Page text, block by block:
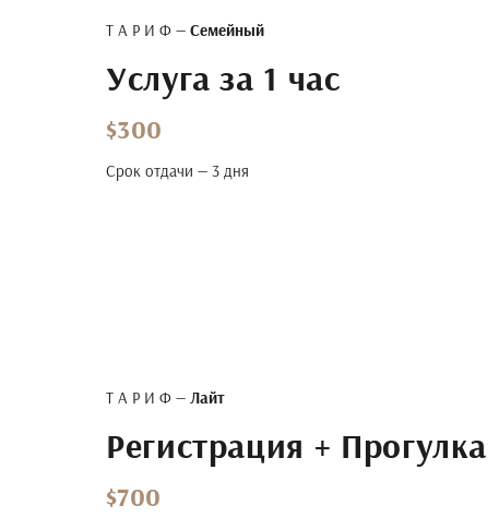
Т А Р И Ф — Семейный
Услуга за 1 час
$300
Срок отдачи — 3 дня
Т А Р И Ф — Лайт
Регистрация + Прогулка
$700